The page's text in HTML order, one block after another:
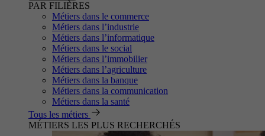
PAR FILIÈRES
Métiers dans le commerce
Métiers dans l’industrie
Métiers dans l’informatique
Métiers dans le social
Métiers dans l’immobilier
Métiers dans l’agriculture
Métiers dans la banque
Métiers dans la communication
Métiers dans la santé
Tous les métiers
MÉTIERS LES PLUS RECHERCHÉS